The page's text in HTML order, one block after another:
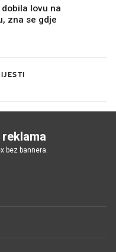
lovu na
zna se gdje
reklama
bez bannera.